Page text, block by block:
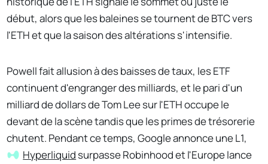
début, alors que les baleines se tournent de BTC vers
l'ETH et que la saison des altérations s'intensifie.
Powell fait allusion à des baisses de taux, les ETF
continuent d'engranger des milliards, et le pari d'un
milliard de dollars de Tom Lee sur l'ETH occupe le
devant de la scène tandis que les primes de trésorerie
chutent. Pendant ce temps, Google annonce une L1,
Hyperliquid surpasse Robinhood et l'Europe lance